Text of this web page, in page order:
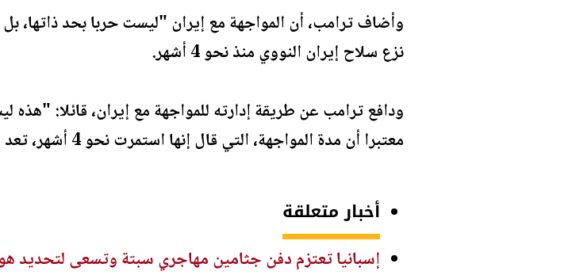
وأضاف ترامب، أن المواجهة مع إيران "ليست حربا بحد ذاتها،
نزع سلاح إيران النووي منذ نحو 4 أشهر.
ودافع ترامب عن طريقة إدارته للمواجهة مع إيران، قائلا:
معتبرا أن مدة المواجهة، التي قال إنها استمرت نحو 4 أشهر، تعد قصيرة نسبيا.
أخبار متعلقة
إسبانيا تعتزم دفن جثامين مهاجري سبتة وتسعى لتحديد